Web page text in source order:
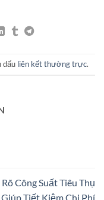
dấu liên kết thường trực.
Công Suất Tiêu Thụ
Tiết Kiệm Chi Phí